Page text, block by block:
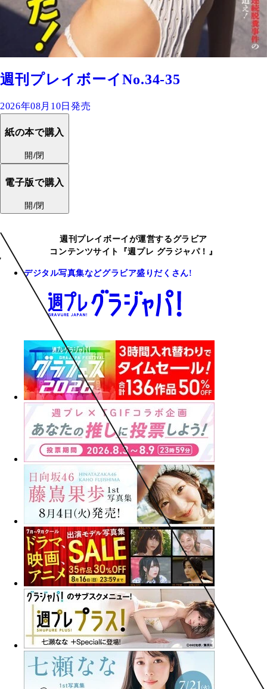
週刊プレイボーイNo.34-35
2026年08月10日発売
紙の本で購入
開/閉
電子版で購入
開/閉
週刊プレイボーイが運営するグラビア
コンテンツサイト『週プレ グラジャパ！』
デジタル写真集などグラビア盛りだくさん!